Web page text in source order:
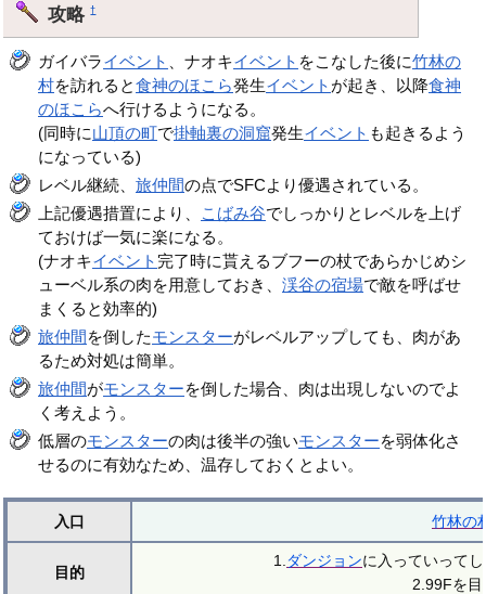
攻略†
ガイバライベント 、ナオキイベント をこなした後に竹林の
村を訪れると食神のほこら発生イベント が起き、以降食神
のほこらへ行けるようになる。
(同時に山頂の町で掛軸裏の洞窟発生イベント も起きるよう
になっている)
レベル継続、旅仲間の点でSFCより優遇されている。
上記優遇措置により、
こばみ谷でしっかりとレベルを上げ
ておけば一気に楽になる。
(ナオキイベント 完了時に貰えるブフーの杖であらかじめシ
ューベル系の肉を用意しておき、渓谷の宿場で敵を呼ばせ
まくると効率的)
旅仲間を倒したモンスターがレベルアップしても、肉があ
るため対処は簡単。
旅仲間がモンスターを倒した場合、肉は出現しないのでよ
く考えよう。
低層のモンスターの肉は後半の強いモンスターを弱体化さ
せるのに有効なため、温存しておくとよい。
入口 竹林の
目的
1. ダンジョンに入っていって
2.99Fを目